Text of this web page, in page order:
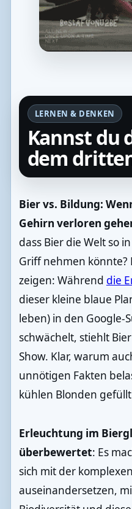
LERNEN & DENKEN
Kannst du
dem
Bier vs. Bildung:
Gehirn verloren
dass Bier die Welt so
Griff nehmen könnte?
zeigen: Während die
dieser kleine blaue
leben) in den Google-
schwächelt, stiehlt
Show. Klar, warum
unnötigen Fakten
kühlen Blonden
Erleuchtung im
überbewertet: Es
sich mit der
auseinandersetzen,